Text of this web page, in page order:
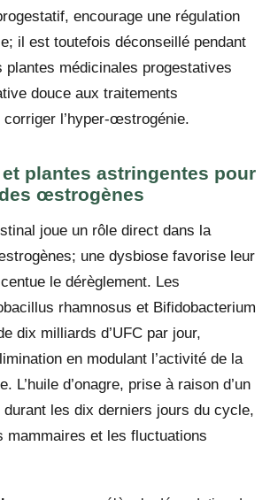
encourage une régulation
il est toutefois déconseillé pendant
plantes médicinales progestatives
douce aux traitements
l’hyper-œstrogénie.
plantes astringentes pour
œstrogènes
joue un rôle direct dans la
une dysbiose favorise leur
le dérèglement. Les
rhamnosus et Bifidobacterium
dix milliards d’UFC par jour,
en modulant l’activité de la
L’huile d’onagre, prise à raison d’un
durant les dix derniers jours du cycle,
mammaires et les fluctuations